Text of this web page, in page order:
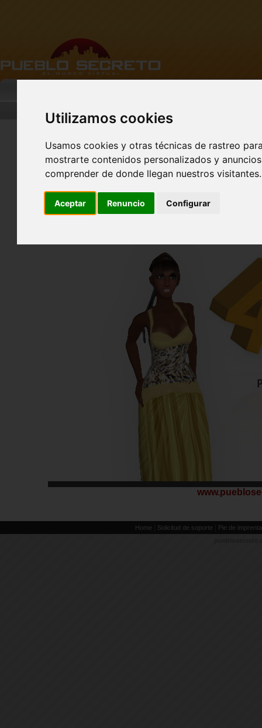
Utilizamos cookies
Usamos cookies y otras técnicas de rastreo
mostrarte contenidos personalizados y
comprender de donde llegan nuestros visitantes.
Aceptar Renuncio Configurar
FACEBOOK Pueblo
Secreto - CLIC AQUÍ
Home Solicitud de soporte Pie de imprenta